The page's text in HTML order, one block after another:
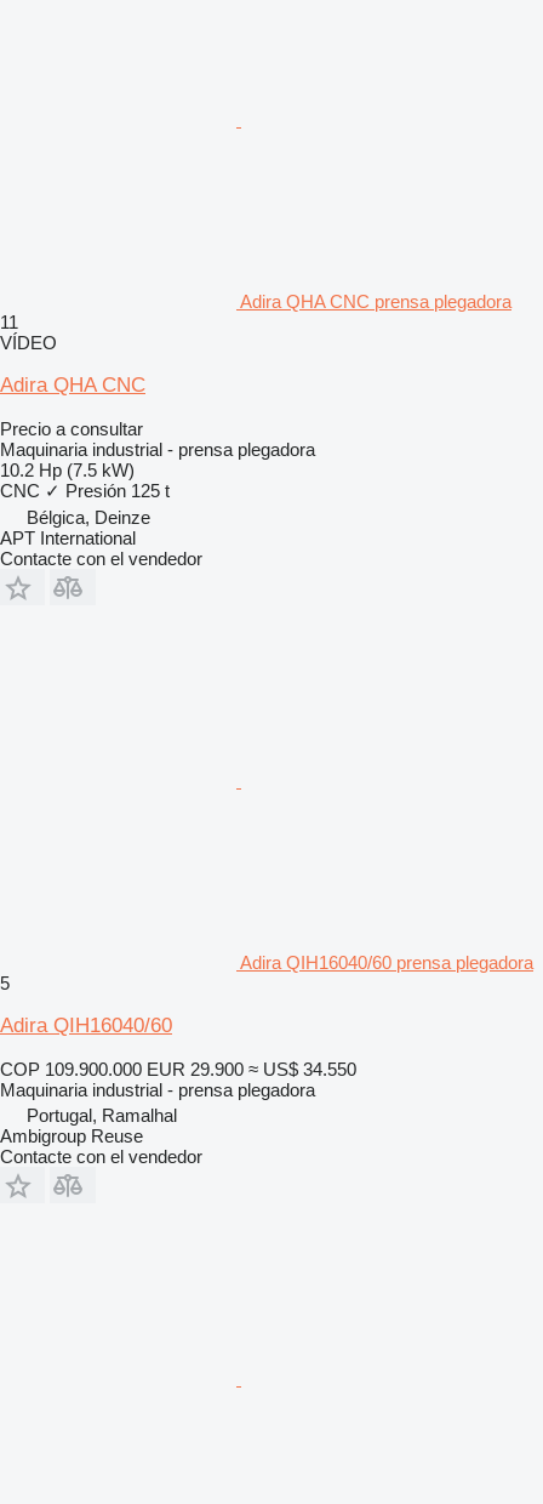
Adira QHA CNC prensa plegadora
11
VÍDEO
Adira QHA CNC
Precio a consultar
Maquinaria industrial - prensa plegadora
10.2 Hp (7.5 kW)
CNC ✓ Presión 125 t
Bélgica, Deinze
APT International
Contacte con el vendedor
Adira QIH16040/60 prensa plegadora
5
Adira QIH16040/60
COP 109.900.000 EUR 29.900 ≈ US$ 34.550
Maquinaria industrial - prensa plegadora
Portugal, Ramalhal
Ambigroup Reuse
Contacte con el vendedor